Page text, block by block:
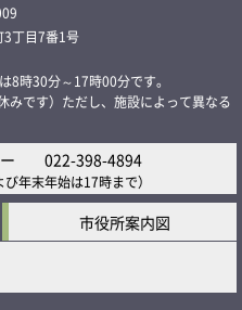
丁目7番1号
8時30分～17時00分です。
みです）ただし、施設によって異なる
022-398-4894
び年末年始は17時まで）
市役所案内図